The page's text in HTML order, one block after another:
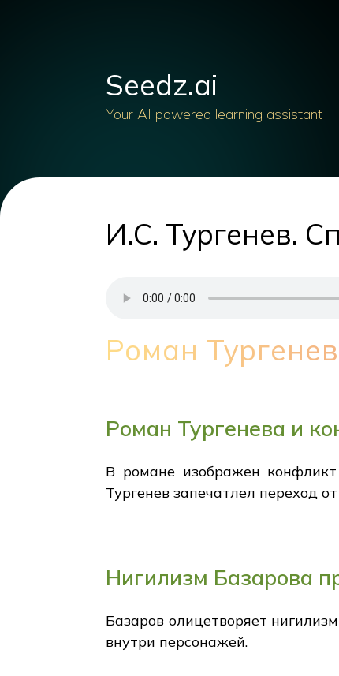
Seedz.ai
Your AI powered learning assistant
И.С. Тургенев.
Роман
Роман Тургенева и
В романе изображен
Тургенев запечатлел переход
Нигилизм Базарова
Базаров олицетворяет
внутри персонажей.